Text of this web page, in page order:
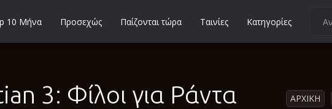
Μικρού Μήκους
10 Μήνα Προσεχώς Παίζονται τώρα Ταινίες Κατηγορίες
3: Φίλοι για Pάντα
ΑΡΧΙΚΗ